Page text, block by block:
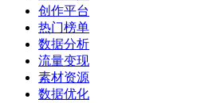
创作平台
热门榜单
数据分析
流量变现
素材资源
数据优化